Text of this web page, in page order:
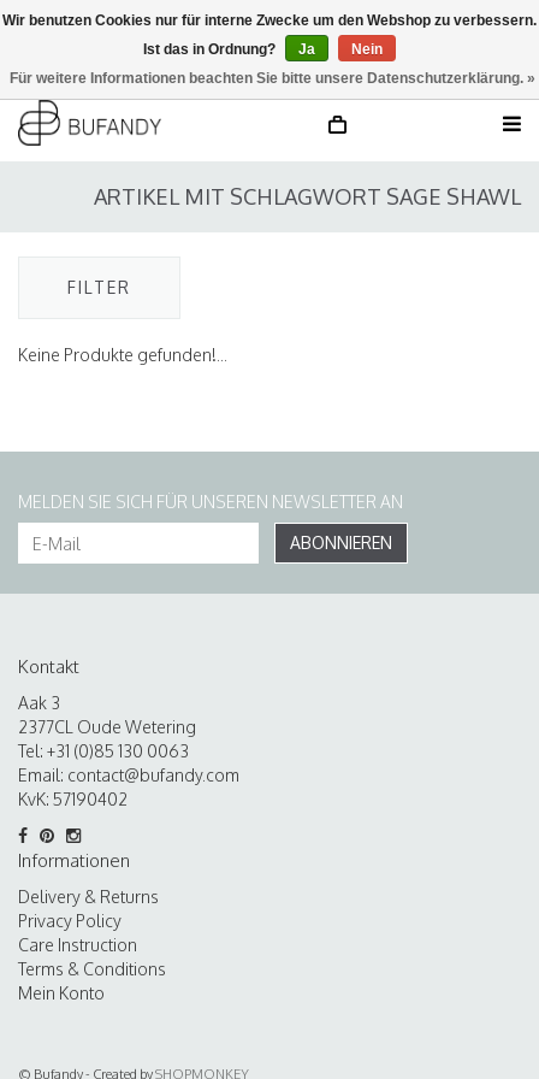
ARTIKEL MIT SCHLAGWORT SAGE SHAWL
FILTER
Keine Produkte gefunden!...
MELDEN SIE SICH FÜR UNSEREN NEWSLETTER AN
ABONNIEREN
Kontakt
Aak 3
2377CL Oude Wetering
Tel: +31 (0)85 130 0063
Email: contact@bufandy.com
KvK: 57190402
Informationen
Delivery & Returns
Privacy Policy
Care Instruction
Terms & Conditions
Mein Konto
© Bufandy - Created bySHOPMONKEY
Wir benutzen Cookies nur für interne Zwecke um den Webshop zu verbessern.
Ist das in Ordnung?
Ja
Nein
Für weitere Informationen beachten Sie bitte unsere Datenschutzerklärung. »